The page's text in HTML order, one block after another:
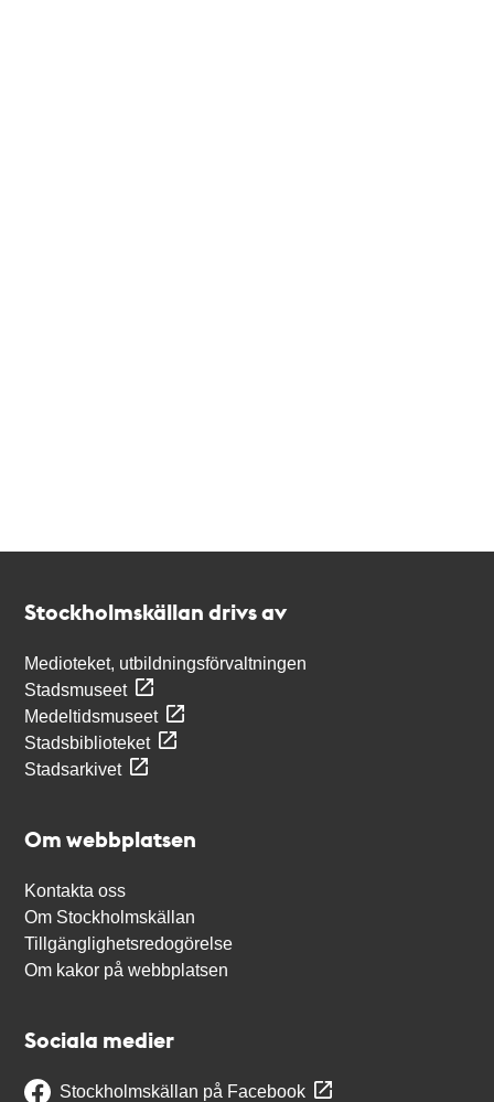
Stockholmskällan drivs av
Medioteket, utbildningsförvaltningen
Stadsmuseet
Medeltidsmuseet
Stadsbiblioteket
Stadsarkivet
Om webbplatsen
Kontakta oss
Om Stockholmskällan
Tillgänglighetsredogörelse
Om kakor på webbplatsen
Sociala medier
Stockholmskällan på Facebook